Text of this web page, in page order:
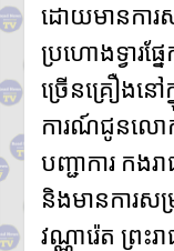
ដោយមានការ
ប្រហោងទ្វារផ្
ច្រើនគ្រឿងនៅ
ការណ៍ជូនលោ
បញ្ជាការ កងរ
និងមានការ
វណ្ណារ៉េត ព្រះ